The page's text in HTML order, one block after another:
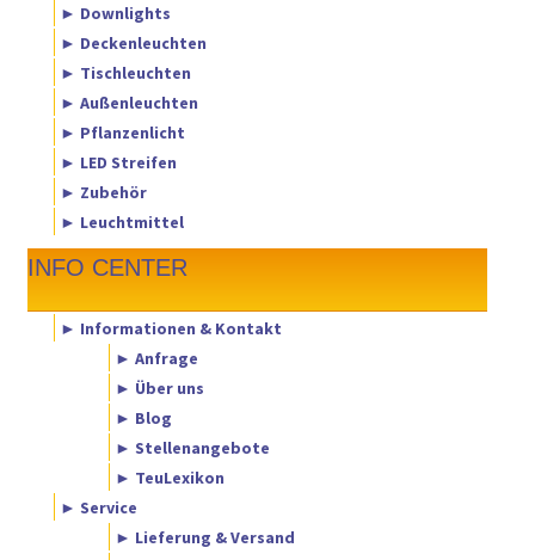
► Downlights
► Deckenleuchten
► Tischleuchten
► Außenleuchten
► Pflanzenlicht
► LED Streifen
► Zubehör
► Leuchtmittel
INFO CENTER
► Informationen & Kontakt
► Anfrage
► Über uns
► Blog
► Stellenangebote
► TeuLexikon
► Service
► Lieferung & Versand